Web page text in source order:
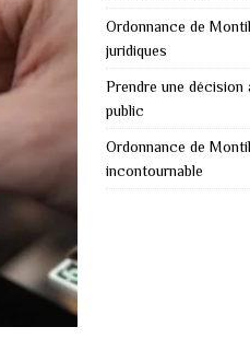
Ordonnance de
juridiques
Prendre une
public
Ordonnance de
incontournable